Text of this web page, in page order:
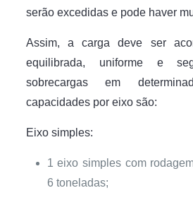
serão excedidas e pode haver
Assim, a carga deve ser
equilibrada, uniforme e
sobrecargas em
capacidades por eixo são:
Eixo simples:
1 eixo simples com
6 toneladas;